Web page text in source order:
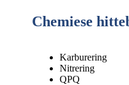
Chemiese
Karburering
Nitrering
QPQ